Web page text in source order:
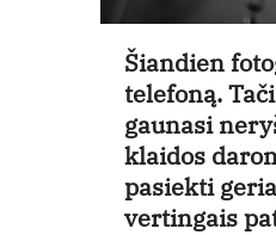
Šiandien
telefoną.
gaunasi
klaidos
pasiekti
vertingais